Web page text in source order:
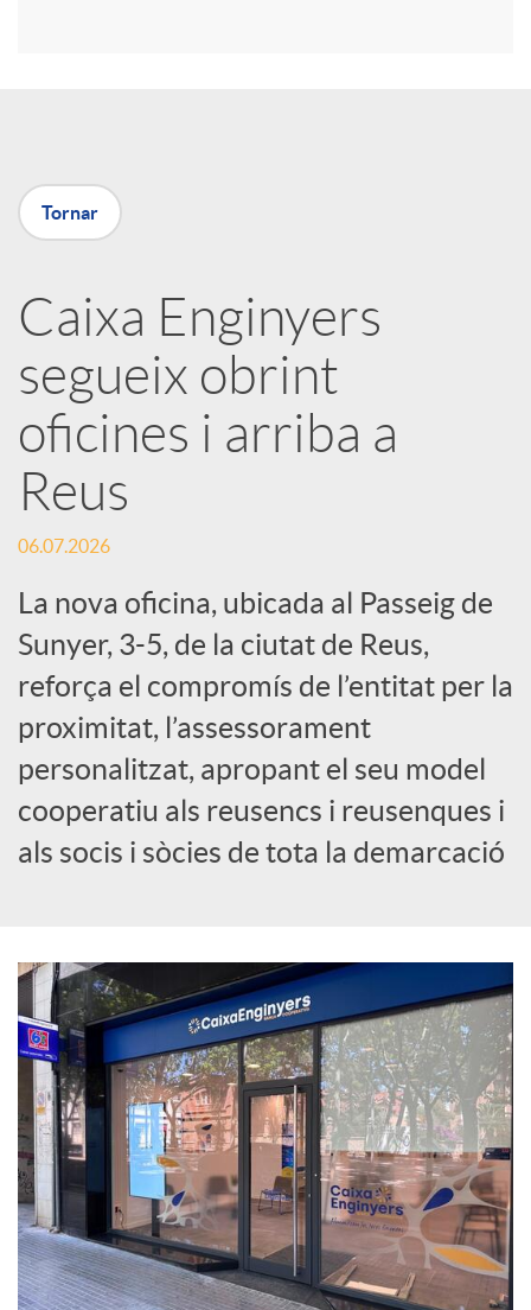
X
a
r
x
e
s
S
o
c
a
l
s
Tornar
Caixa Enginyers
segueix obrint
oficines i arriba a
Reus
06.07.2026
La nova oficina, ubicada al Passeig de
Sunyer, 3-5, de la ciutat de Reus,
reforça el compromís de l’entitat per la
proximitat, l’assessorament
personalitzat, apropant el seu model
cooperatiu als reusencs i reusenques i
als socis i sòcies de tota la demarcació